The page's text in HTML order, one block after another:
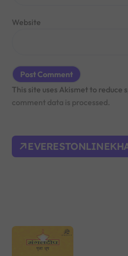
Website
This site uses Akismet to reduce
comment data is processed.